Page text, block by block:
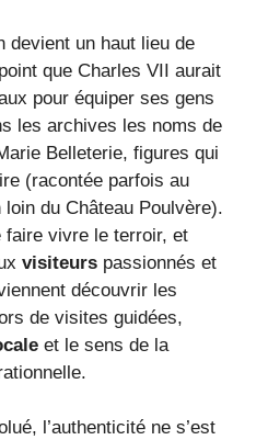
devient un haut lieu de
que Charles VII aurait
pour équiper ses gens
les archives les noms de
Belleterie, figures qui
(racontée parfois au
du Château Poulvère).
faire vivre le terroir, et
visiteurs passionnés et
découvrir les
de visites guidées,
et le sens de la
l’authenticité ne s’est